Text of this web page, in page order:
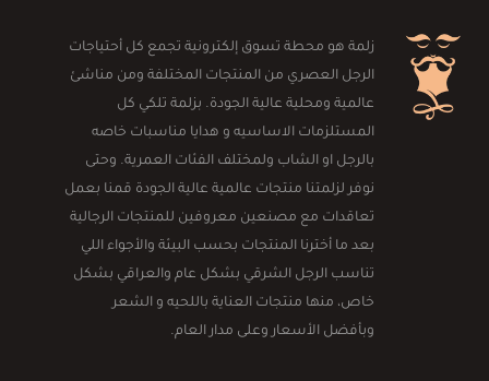
زلمة هو محطة تسوق إلكترونية تجمع كل أحتياجات
الرجل العصري من المنتجات المختلفة ومن مناشئ
عالمية ومحلية عالية الجودة. بزلمة تلكي كل
المستلزمات الاساسيه و هدايا مناسبات خاصه
بالرجل او الشاب ولمختلف الفئات العمرية. وحتى
نوفر لزلمتنا منتجات عالمية عالية الجودة قمنا بعمل
تعاقدات مع مصنعين معروفين للمنتجات الرجالية
بعد ما أخترنا المنتجات بحسب البيئة والأجواء اللي
تناسب الرجل الشرقي بشكل عام والعراقي بشكل
خاص، منها منتجات العناية باللحيه و الشعر
وبأفضل الأسعار وعلى مدار العام.